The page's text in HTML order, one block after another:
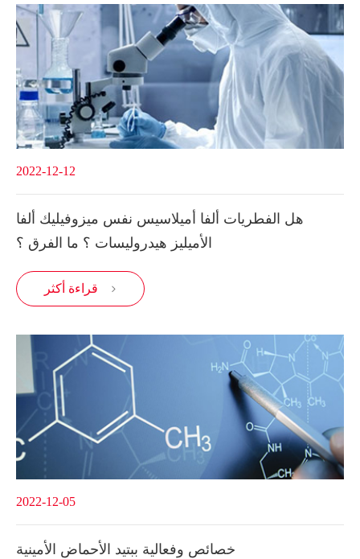
2022-12-12
هل الفطريات ألفا أميلاسيس نفس ميزوفيليك ألفا
الأميليز هيدروليسات ؟ ما الفرق ؟
قراءة أكثر 
2022-12-05
خصائص وفعالية ببتيد الأحماض الأمينية